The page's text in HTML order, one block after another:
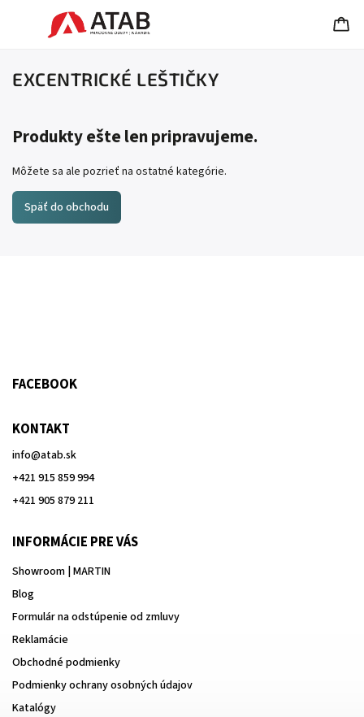
EXCENTRICKÉ LEŠTIČKY
Produkty ešte len pripravujeme.
Môžete sa ale pozrieť na ostatné kategórie.
Späť do obchodu
FACEBOOK
KONTAKT
info@atab.sk
+421 915 859 994
+421 905 879 211
INFORMÁCIE PRE VÁS
Showroom | MARTIN
Blog
Formulár na odstúpenie od zmluvy
Reklamácie
Obchodné podmienky
Podmienky ochrany osobných údajov
Katalógy